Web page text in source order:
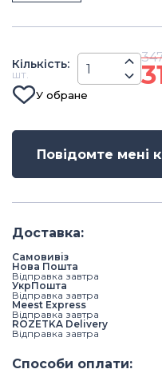
Кiлькiсть:
шт.
У обране
Повідомте мені
Доставка:
Самовивіз
Нова Пошта
Відправка завтра
УкрПошта
Відправка завтра
Meest Express
Відправка завтра
ROZETKA Delivery
Відправка завтра
Способи оплати: